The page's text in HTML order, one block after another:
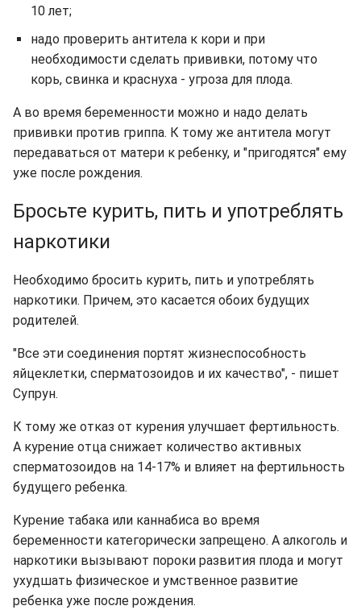
10 лет;
надо проверить антитела к кори и при
необходимости сделать прививки, потому что
корь, свинка и краснуха - угроза для плода.
А во время беременности можно и надо делать
прививки против гриппа. К тому же антитела могут
передаваться от матери к ребенку, и "пригодятся" ему
уже после рождения.
Бросьте курить, пить и употреблять
наркотики
Необходимо бросить курить, пить и употреблять
наркотики. Причем, это касается обоих будущих
родителей.
"Все эти соединения портят жизнеспособность
яйцеклетки, сперматозоидов и их качество", - пишет
Супрун.
К тому же отказ от курения улучшает фертильность.
А курение отца снижает количество активных
сперматозоидов на 14-17% и влияет на фертильность
будущего ребенка.
Курение табака или каннабиса во время
беременности категорически запрещено. А алкоголь и
наркотики вызывают пороки развития плода и могут
ухудшать физическое и умственное развитие
ребенка уже после рождения.